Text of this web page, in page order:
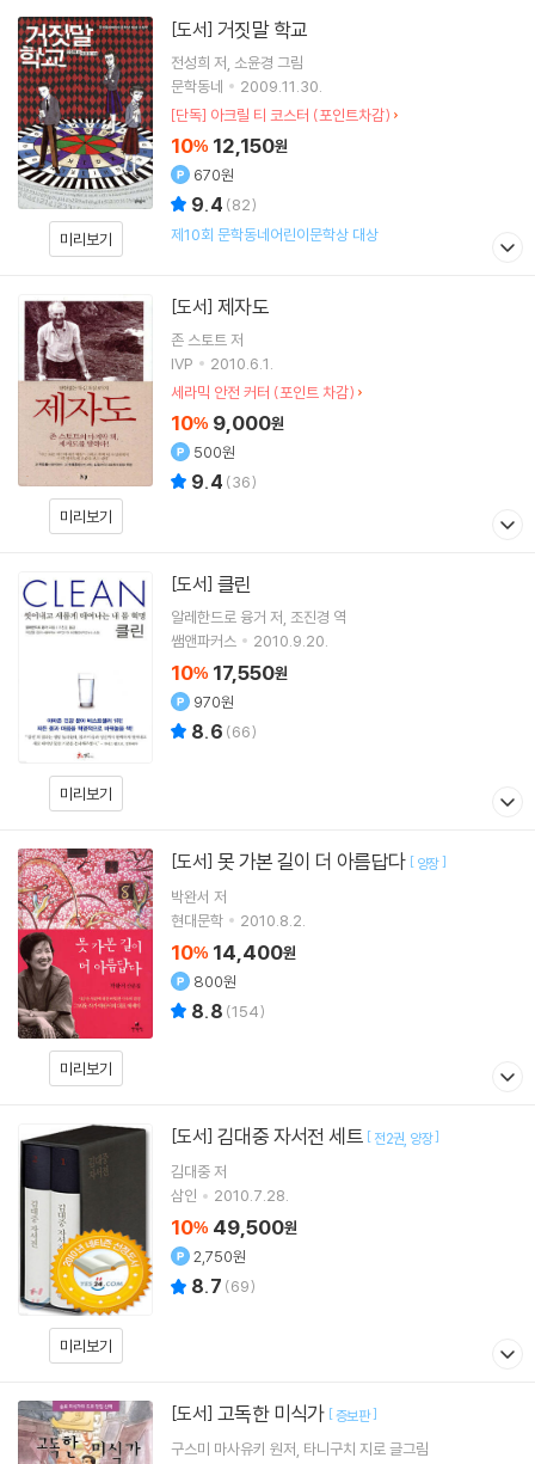
미리보기
[도서] 거짓말 학교
전성희 저 소윤경 그림
문학동네
2009.11.30.
[단독] 아크릴 티 코스터 (포인트차감)
10% 12,150원
670원
9.4 (82)
제10회 문학동네어린이문학상 대상
미리보기
[도서] 제자도
존 스토트 저
IVP
2010.6.1.
세라믹 안전 커터 (포인트 차감)
10% 9,000원
500원
9.4 (36)
미리보기
[도서] 클린
알레한드로 융거 저 조진경 역
쌤앤파커스
2010.9.20.
10% 17,550원
970원
8.6 (66)
미리보기
[도서] 못 가본 길이 더 아름답다 [ 양장]
박완서 저
현대문학
2010.8.2.
10% 14,400원
800원
8.8 (154)
미리보기
[도서] 김대중 자서전 세트 [ 전2권 양장]
김대중저
삼인
2010.7.28.
10% 49,500원
2,750원
8.7 (69)
[도서] 고독한 미식가 [증보판]
구스미 마사유키 원저 타니구치 지로글그림